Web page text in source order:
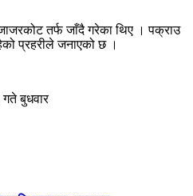
तर्फ जाँदै गरेका थिए । पक्राउ
प्रहरीले जनाएको छ ।
बुधवार